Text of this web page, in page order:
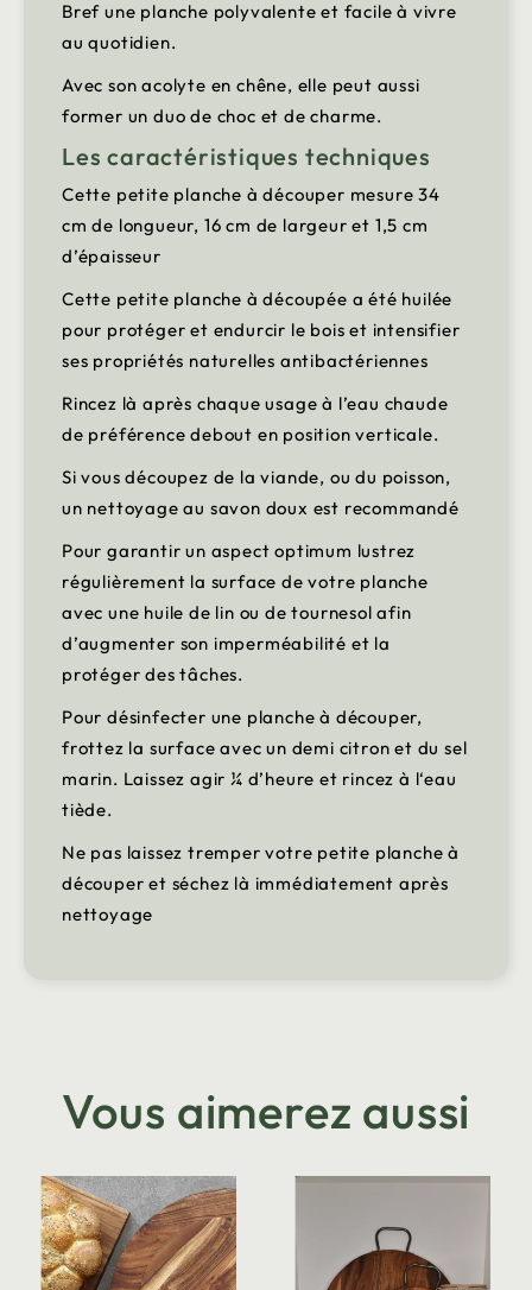
Bref une planche polyvalente et facile à vivre
au quotidien.
Avec son acolyte en chêne, elle peut aussi
former un duo de choc et de charme.
Les caractéristiques techniques
Cette petite planche à découper mesure 34
cm de longueur, 16 cm de largeur et 1,5 cm
d’épaisseur
Cette petite planche à découpée a été huilée
pour protéger et endurcir le bois et intensifier
ses propriétés naturelles antibactériennes
Rincez là après chaque usage à l’eau chaude
de préférence debout en position verticale.
Si vous découpez de la viande, ou du poisson,
un nettoyage au savon doux est recommandé
Pour garantir un aspect optimum lustrez
régulièrement la surface de votre planche
avec une huile de lin ou de tournesol afin
d’augmenter son imperméabilité et la
protéger des tâches.
Pour désinfecter une planche à découper,
frottez la surface avec un demi citron et du sel
marin. Laissez agir ¼ d’heure et rincez à l‘eau
tiède.
Ne pas laissez tremper votre petite planche à
découper et séchez là immédiatement après
nettoyage
Vous aimerez aussi